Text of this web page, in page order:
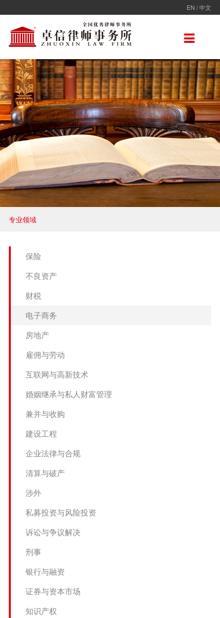
EN /中文
卓信简介
卓信文化
价值观
荣誉奖项
全部
保险
不良资产
财税
电子商务
房地产
雇佣与劳动
互联网与高新技术
婚姻继承与私人财富管理
兼并与收购
建设工程
企业法律与合规
清算与破产
私募投资与风险投资
诉讼与争议解决
证券与资本市场
知识产权
卓信香港
ADVOC
TAGLaw
卓信动态
热点点评
校园招聘
社会招聘
联系我们
在线留言

专业领域
保险
不良资产
财税
电子商务
房地产
雇佣与劳动
互联网与高新技术
婚姻继承与私人财富管理
兼并与收购
建设工程
企业法律与合规
清算与破产
涉外
私募投资与风险投资
诉讼与争议解决
刑事
银行与融资
证券与资本市场
知识产权